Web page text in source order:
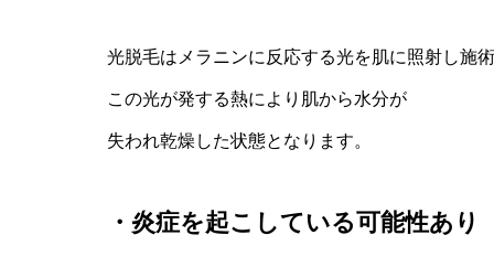
光脱毛はメラニンに反応する光を肌に照射し施術
この光が発する熱により肌から水分が
失われ乾燥した状態となります。
・炎症を起こしている可能性あり
AM